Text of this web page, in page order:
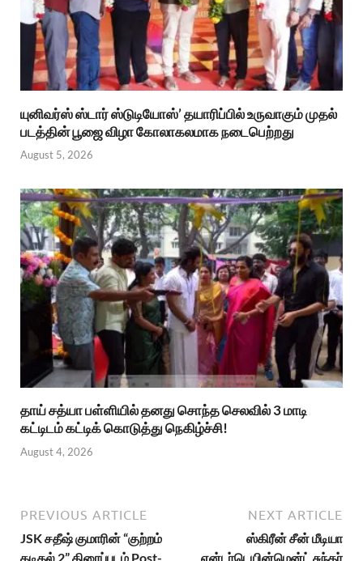
யுனிவர்ஸ் ஸ்டார் ஸ்டுடியோஸ்’ தயாரிப்பில் உருவாகும் முதல்
படத்தின் பூஜை விழா கோலாகலமாக நடைபெற்றது
August 5, 2026
தாய் சத்யா பள்ளியில் தனது சொந்த செலவில் 3 மாடி
கட்டிடம் கட்டிக் கொடுத்து நெகிழ்ச்சி!
August 4, 2026
PREVIOUS ARTICLE
JSK சதீஷ் குமாரின் “குற்றம்
கடிதல் 2” திரைப்படம் Post-
NEXT ARTICLE
ஸ்கிரீன் சீன் மீடியா
என்டர்டெயின்மென்ட் சுந்தர்